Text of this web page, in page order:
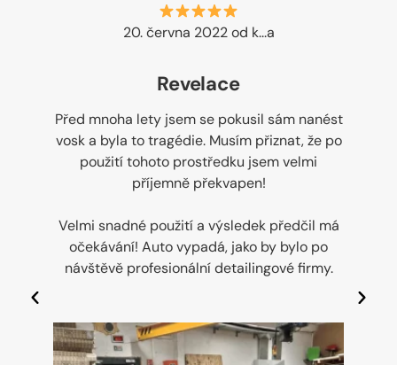
20. června 2022 od k...a
Revelace
Před mnoha lety jsem se pokusil sám nanést
vosk a byla to tragédie. Musím přiznat, že po
použití tohoto prostředku jsem velmi
příjemně překvapen!
Velmi snadné použití a výsledek předčil má
očekávání! Auto vypadá, jako by bylo po
návštěvě profesionální detailingové firmy.